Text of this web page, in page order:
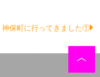
神保町に行ってきました①